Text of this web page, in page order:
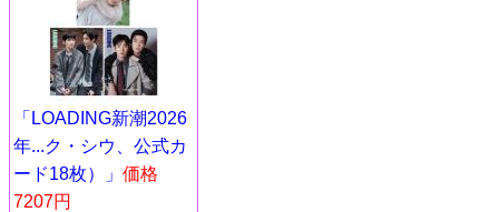
「LOADING新潮2026
年...ク・シウ、公式カ
ード18枚）」 価格
7207円